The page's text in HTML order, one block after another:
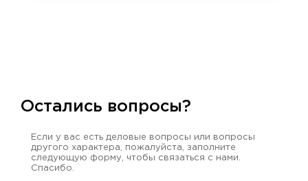
Остались вопросы?
Если у вас есть деловые вопросы или вопросы
другого характера, пожалуйста, заполните
следующую форму, чтобы связаться с нами.
Спасибо.